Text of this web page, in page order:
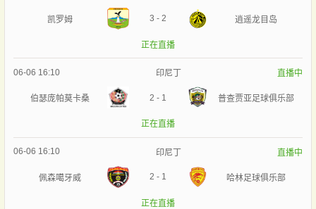
凯罗姆 3 - 2 逍遥龙目岛
正在直播
06-06 16:10 印尼丁 直播中
伯瑟庞帕莫卡桑 2 - 1 普查贾亚足球俱乐部
正在直播
06-06 16:10 印尼丁 直播中
佩森噶牙威 2 - 1 哈林足球俱乐部
正在直播